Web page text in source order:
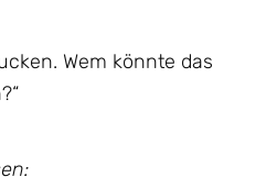
Wem könnte das